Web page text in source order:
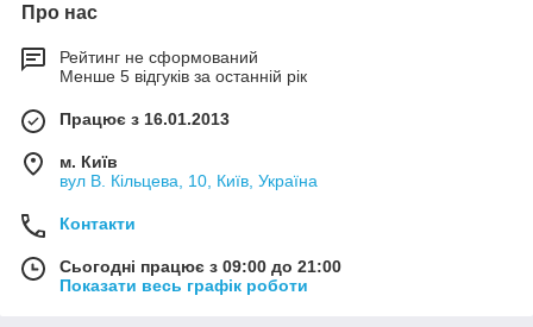
Про нас
Рейтинг не сформований
Менше 5 відгуків за останній рік
Працює з 16.01.2013
м. Київ
вул В. Кільцева, 10, Київ, Україна
Контакти
Сьогодні працює з 09:00 до 21:00
Показати весь графік роботи